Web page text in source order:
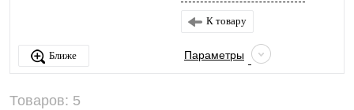
Ближе
К товару
Параметры
Товаров: 5